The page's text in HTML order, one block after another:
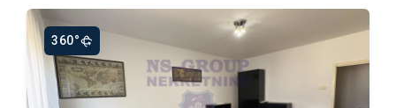
360°